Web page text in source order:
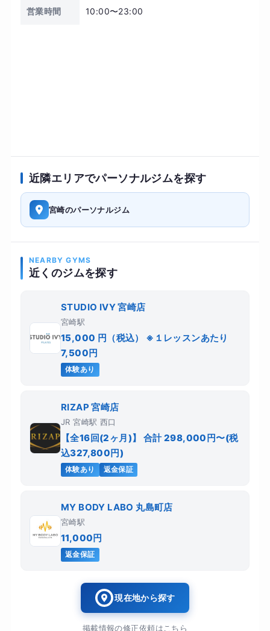
営業時間 10:00〜23:00
近隣エリアでパーソナルジムを探す
宮崎のパーソナルジム
NEARBY GYMS
近くのジムを探す
STUDIO IVY 宮崎店
宮崎駅
15,000 円（税込） ※１レッスンあたり
7,500円
体験あり
RIZAP 宮崎店
JR 宮崎駅 西口
【全16回(2ヶ月)】 合計 298,000円〜(税
込327,800円)
体験あり 返金保証
MY BODY LABO 丸島町店
宮崎駅
11,000円
返金保証
現在地から探す
掲載情報の修正依頼はこちら